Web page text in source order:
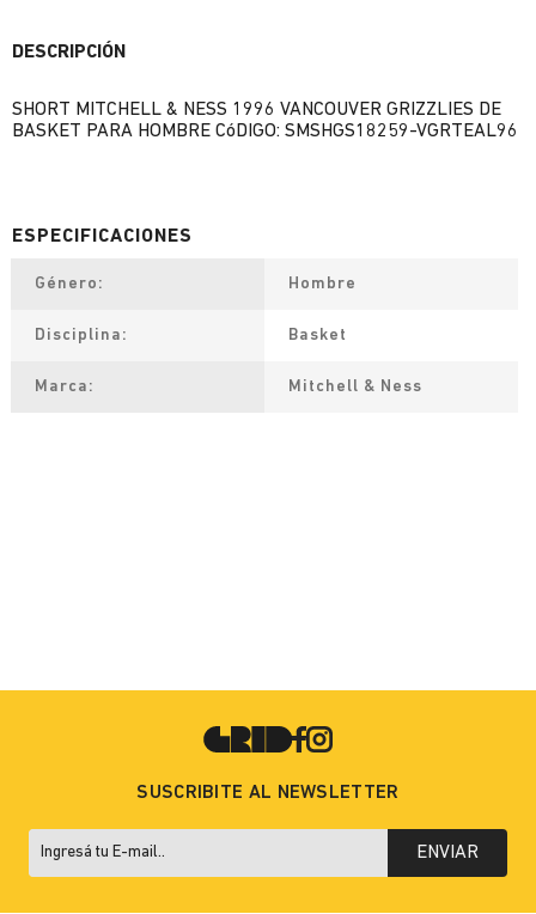
DESCRIPCIÓN
SHORT MITCHELL & NESS 1996 VANCOUVER GRIZZLIES DE
BASKET PARA HOMBRE CóDIGO: SMSHGS18259-VGRTEAL96
Género Hombre
Disciplina Basket
Marca Mitchell & Ness
SUSCRIBITE AL NEWSLETTER
ENVIAR